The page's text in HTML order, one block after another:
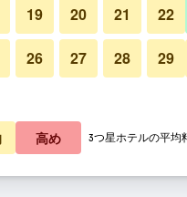
プランを見る
プランを見る
ート コー リペのオファー
19 20 21 22
26 27 28 29
高め 3つ星ホテルの平均